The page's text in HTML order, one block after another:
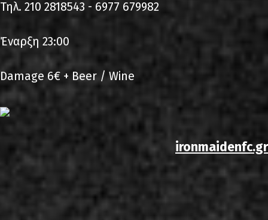
Τηλ. 210 2818543 - 6977 679982
Έναρξη 23:00
Damage 6€ + Beer / Wine
ironmaidenfc.gr